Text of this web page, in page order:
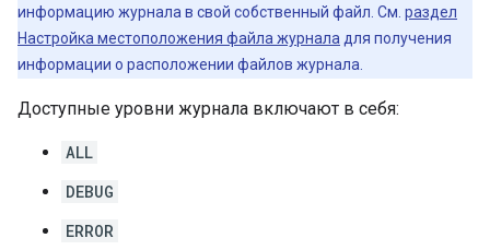
информацию журнала в свой собственный файл. См. раздел
Настройка местоположения файла журнала для получения
информации о расположении файлов журнала.
Доступные уровни журнала включают в себя:
ALL
DEBUG
ERROR